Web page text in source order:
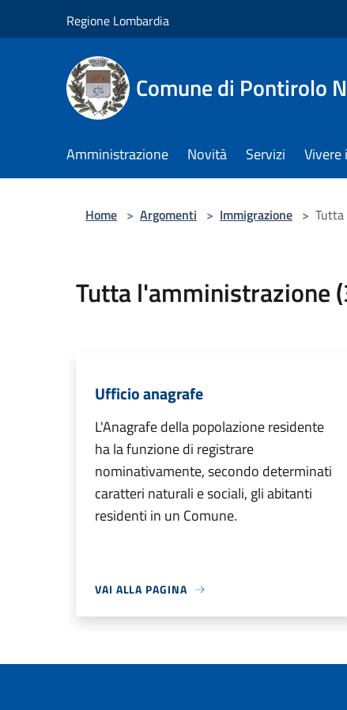
Regione Lombardia
Comune di Pontirolo
Amministrazione Novità Servizi Vivere
Home > Argomenti > Immigrazione > Tutta
Tutta l'amministrazione
Ufficio anagrafe
L'Anagrafe della popolazione residente
ha la funzione di registrare
nominativamente, secondo determinati
caratteri naturali e sociali, gli abitanti
residenti in un Comune.
VAI ALLA PAGINA